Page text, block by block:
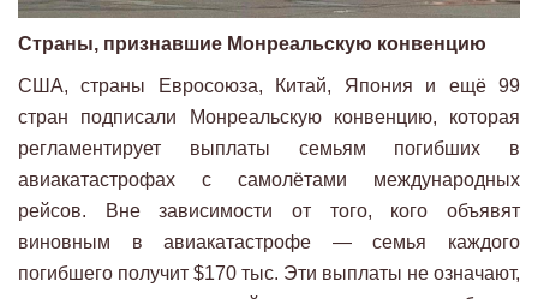
Страны, признавшие Монреальскую конвенцию
США, страны Евросоюза, Китай, Япония и ещё 99
стран подписали Монреальскую конвенцию, которая
регламентирует выплаты семьям погибших в
авиакатастрофах с самолётами международных
рейсов. Вне зависимости от того, кого объявят
виновным в авиакатастрофе — семья каждого
погибшего получит $170 тыс. Эти выплаты не означают,